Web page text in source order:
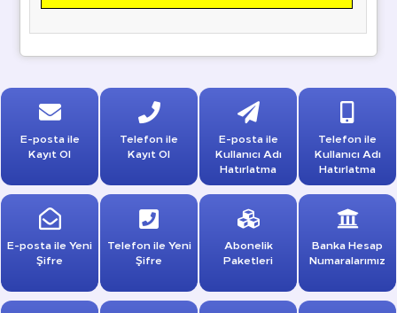
E-posta ile
Kayıt Ol
Telefon ile
Kayıt Ol
E-posta ile
Kullanıcı Adı
Hatırlatma
Telefon ile
Kullanıcı Adı
Hatırlatma
E-posta ile Yeni
Şifre
Telefon ile Yeni
Şifre
Abonelik
Paketleri
Banka Hesap
Numaralarımız